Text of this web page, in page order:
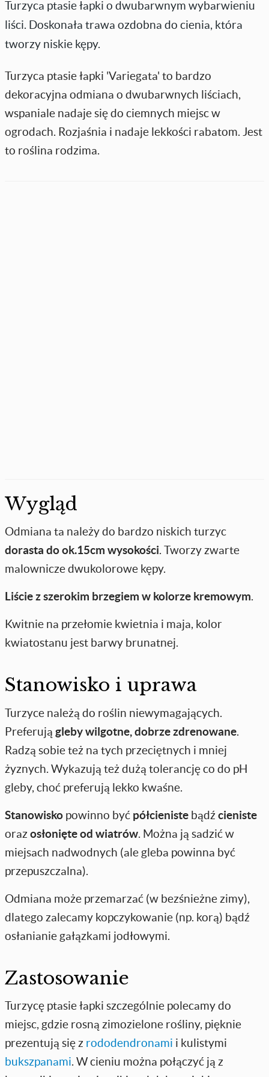
Turzyca ptasie łapki o dwubarwnym wybarwieniu
liści. Doskonała trawa ozdobna do cienia, która
tworzy niskie kępy.
Turzyca ptasie łapki 'Variegata' to bardzo
dekoracyjna odmiana o dwubarwnych liściach,
wspaniale nadaje się do ciemnych miejsc w
ogrodach. Rozjaśnia i nadaje lekkości rabatom. Jest
to roślina rodzima.
Wygląd
Odmiana ta należy do bardzo niskich turzyc
dorasta do ok.15cm wysokości. Tworzy zwarte
malownicze dwukolorowe kępy.
Liście z szerokim brzegiem w kolorze kremowym.
Kwitnie na przełomie kwietnia i maja, kolor
kwiatostanu jest barwy brunatnej.
Stanowisko i uprawa
Turzyce należą do roślin niewymagających.
Preferują gleby wilgotne, dobrze zdrenowane.
Radzą sobie też na tych przeciętnych i mniej
żyznych. Wykazują też dużą tolerancję co do pH
gleby, choć preferują lekko kwaśne.
Stanowisko powinno być półcieniste bądź cieniste
oraz osłonięte od wiatrów. Można ją sadzić w
miejsach nadwodnych (ale gleba powinna być
przepuszczalna).
Odmiana może przemarzać (w bezśnieżne zimy),
dlatego zalecamy kopczykowanie (np. korą) bądź
osłanianie gałązkami jodłowymi.
Zastosowanie
Turzycę ptasie łapki szczególnie polecamy do
miejsc, gdzie rosną zimozielone rośliny, pięknie
prezentują się z rododendronami i kulistymi
bukszpanami. W cieniu można połączyć ją z